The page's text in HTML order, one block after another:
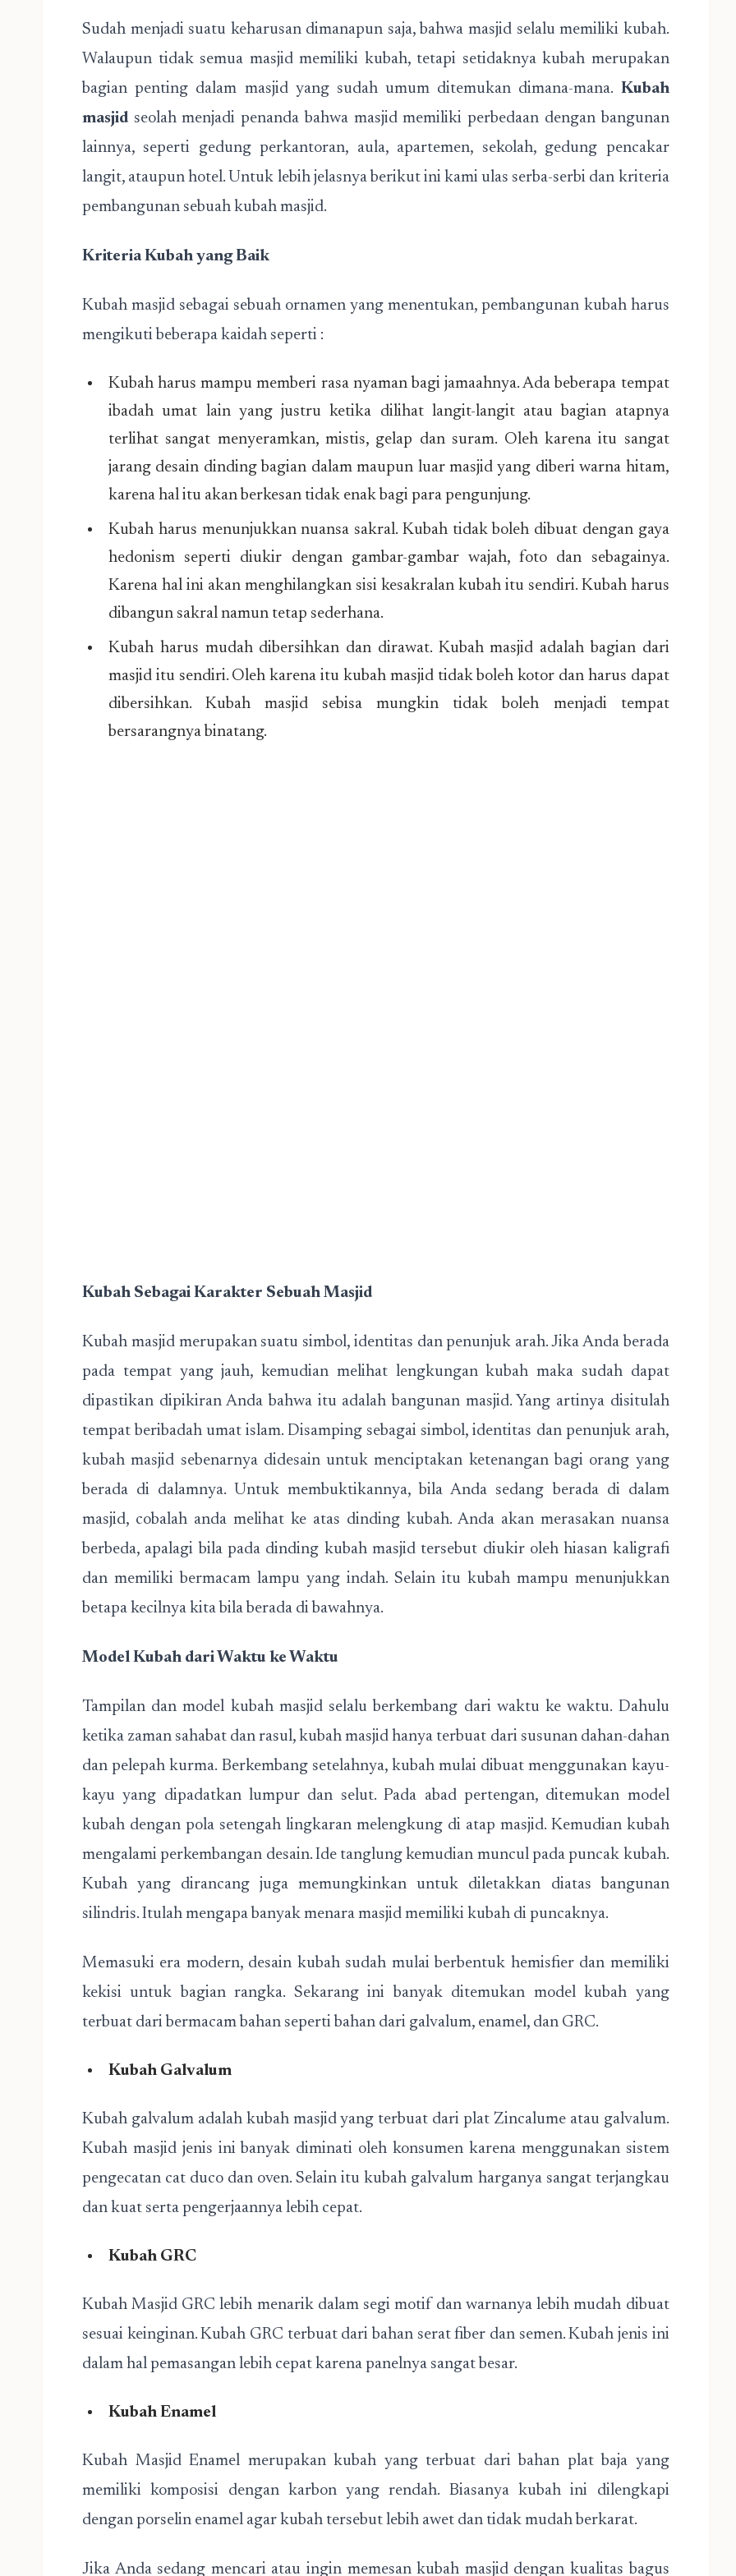
Sudah menjadi suatu keharusan dimanapun saja, bahwa masjid selalu memiliki kubah.
Walaupun tidak semua masjid memiliki kubah, tetapi setidaknya kubah merupakan
bagian penting dalam masjid yang sudah umum ditemukan dimana-mana. Kubah
masjid seolah menjadi penanda bahwa masjid memiliki perbedaan dengan bangunan
lainnya, seperti gedung perkantoran, aula, apartemen, sekolah, gedung pencakar
langit, ataupun hotel. Untuk lebih jelasnya berikut ini kami ulas serba-serbi dan kriteria
pembangunan sebuah kubah masjid.
Kriteria Kubah yang Baik
Kubah masjid sebagai sebuah ornamen yang menentukan, pembangunan kubah harus
mengikuti beberapa kaidah seperti :
Kubah harus mampu memberi rasa nyaman bagi jamaahnya. Ada beberapa tempat
ibadah umat lain yang justru ketika dilihat langit-langit atau bagian atapnya
terlihat sangat menyeramkan, mistis, gelap dan suram. Oleh karena itu sangat
jarang desain dinding bagian dalam maupun luar masjid yang diberi warna hitam,
karena hal itu akan berkesan tidak enak bagi para pengunjung.
Kubah harus menunjukkan nuansa sakral. Kubah tidak boleh dibuat dengan gaya
hedonism seperti diukir dengan gambar-gambar wajah, foto dan sebagainya.
Karena hal ini akan menghilangkan sisi kesakralan kubah itu sendiri. Kubah harus
dibangun sakral namun tetap sederhana.
Kubah harus mudah dibersihkan dan dirawat. Kubah masjid adalah bagian dari
masjid itu sendiri. Oleh karena itu kubah masjid tidak boleh kotor dan harus dapat
dibersihkan. Kubah masjid sebisa mungkin tidak boleh menjadi tempat
bersarangnya binatang.
Kubah Sebagai Karakter Sebuah Masjid
Kubah masjid merupakan suatu simbol, identitas dan penunjuk arah. Jika Anda berada
pada tempat yang jauh, kemudian melihat lengkungan kubah maka sudah dapat
dipastikan dipikiran Anda bahwa itu adalah bangunan masjid. Yang artinya disitulah
tempat beribadah umat islam. Disamping sebagai simbol, identitas dan penunjuk arah,
kubah masjid sebenarnya didesain untuk menciptakan ketenangan bagi orang yang
berada di dalamnya. Untuk membuktikannya, bila Anda sedang berada di dalam
masjid, cobalah anda melihat ke atas dinding kubah. Anda akan merasakan nuansa
berbeda, apalagi bila pada dinding kubah masjid tersebut diukir oleh hiasan kaligrafi
dan memiliki bermacam lampu yang indah. Selain itu kubah mampu menunjukkan
betapa kecilnya kita bila berada di bawahnya.
Model Kubah dari Waktu ke Waktu
Tampilan dan model kubah masjid selalu berkembang dari waktu ke waktu. Dahulu
ketika zaman sahabat dan rasul, kubah masjid hanya terbuat dari susunan dahan-dahan
dan pelepah kurma. Berkembang setelahnya, kubah mulai dibuat menggunakan kayu-
kayu yang dipadatkan lumpur dan selut. Pada abad pertengan, ditemukan model
kubah dengan pola setengah lingkaran melengkung di atap masjid. Kemudian kubah
mengalami perkembangan desain. Ide tanglung kemudian muncul pada puncak kubah.
Kubah yang dirancang juga memungkinkan untuk diletakkan diatas bangunan
silindris. Itulah mengapa banyak menara masjid memiliki kubah di puncaknya.
Memasuki era modern, desain kubah sudah mulai berbentuk hemisfier dan memiliki
kekisi untuk bagian rangka. Sekarang ini banyak ditemukan model kubah yang
terbuat dari bermacam bahan seperti bahan dari galvalum, enamel, dan GRC.
Kubah Galvalum
Kubah galvalum adalah kubah masjid yang terbuat dari plat Zincalume atau galvalum.
Kubah masjid jenis ini banyak diminati oleh konsumen karena menggunakan sistem
pengecatan cat duco dan oven. Selain itu kubah galvalum harganya sangat terjangkau
dan kuat serta pengerjaannya lebih cepat.
Kubah GRC
Kubah Masjid GRC lebih menarik dalam segi motif dan warnanya lebih mudah dibuat
sesuai keinginan. Kubah GRC terbuat dari bahan serat fiber dan semen. Kubah jenis ini
dalam hal pemasangan lebih cepat karena panelnya sangat besar.
Kubah Enamel
Kubah Masjid Enamel merupakan kubah yang terbuat dari bahan plat baja yang
memiliki komposisi dengan karbon yang rendah. Biasanya kubah ini dilengkapi
dengan porselin enamel agar kubah tersebut lebih awet dan tidak mudah berkarat.
Jika Anda sedang mencari atau ingin memesan kubah masjid dengan kualitas bagus